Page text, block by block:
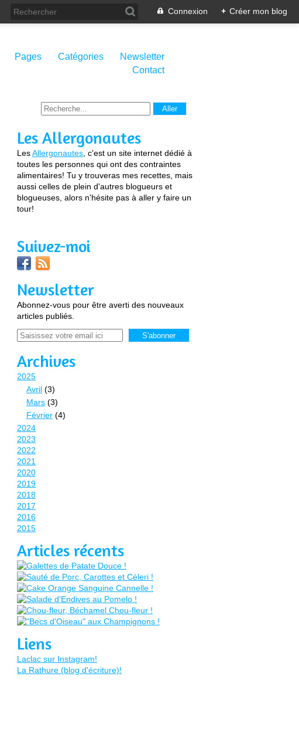
Connexion + Créer mon blog
Pages Catégories
Newsletter
Contact
Les Allergonautes
LesAllergonautes , c'est un site internet dédié à
toutes les personnes qui ont des contraintes
alimentaires! Tu y trouveras mes recettes, mais
aussi celles de plein d'autres blogueurs et
blogueuses, alors n'hésite pas à aller y faire un
tour!
Suivez-moi
Newsletter
Abonnez-vous pour être averti des nouveaux
articles publiés.
Email
Archives
2025
Avril (3)
Mars (3)
Février (4)
2024
2023
2022
2021
2020
2019
2018
2017
2016
2015
Articles récents
Liens
Laclac sur Instagram!
La Rathure (blog d'écriture)!